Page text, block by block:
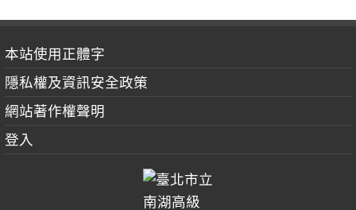
本站使用正體字
隱私權及資訊安全政策
網站著作權聲明
登入